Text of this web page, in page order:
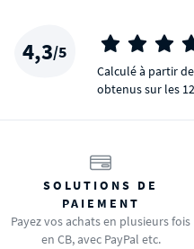
4,3/5
Calculé à partir
obtenus sur les
SOLUTIONS DE
PAIEMENT
Payez vos achats en plusieurs fois
en CB, avec PayPal etc.